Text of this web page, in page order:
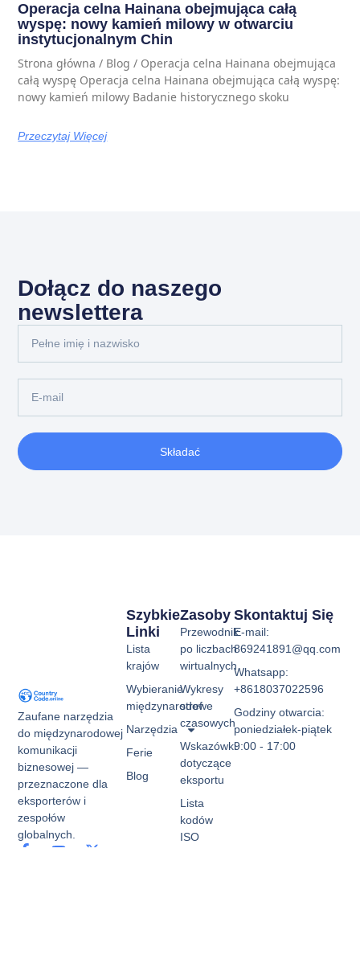
Operacja celna Hainana obejmująca całą
wyspę: nowy kamień milowy w otwarciu
instytucjonalnym Chin
Strona główna / Blog / Operacja celna Hainana obejmująca
całą wyspę Operacja celna Hainana obejmująca całą wyspę:
nowy kamień milowy Badanie historycznego skoku
Przeczytaj Więcej
Dołącz do naszego
newslettera
Składać
Zaufane narzędzia
do międzynarodowej
komunikacji
biznesowej —
przeznaczone dla
eksporterów i
zespołów
globalnych.
Zasoby
Przewodnik
po liczbach
wirtualnych
Wykresy
stref
czasowych
Wskazówki
dotyczące
eksportu
Lista
kodów
ISO
Szybkie
Linki
Lista
krajów
Wybieranie
międzynarodowe
Narzędzia
Ferie
Blog
Skontaktuj Się
E-mail:
869241891@qq.com
Whatsapp:
+8618037022596
Godziny otwarcia:
poniedziałek-piątek
9:00 - 17:00